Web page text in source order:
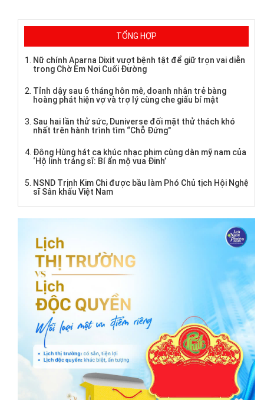
TỔNG HỢP
Nữ chính Aparna Dixit vượt bệnh tật để giữ trọn vai diễn
trong Chờ Em Nơi Cuối Đường
Tỉnh dậy sau 6 tháng hôn mê, doanh nhân trẻ bàng
hoàng phát hiện vợ và trợ lý cùng che giấu bí mật
Sau hai lần thử sức, Duniverse đối mặt thử thách khó
nhất trên hành trình tìm “Chỗ Đứng"
Đông Hùng hát ca khúc nhạc phim cùng dàn mỹ nam của
‘Hộ linh tráng sĩ: Bí ẩn mộ vua Đinh’
NSND Trịnh Kim Chi được bầu làm Phó Chủ tịch Hội Nghệ
sĩ Sân khấu Việt Nam